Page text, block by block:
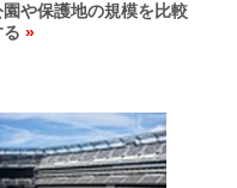
園や保護地の規模を比較